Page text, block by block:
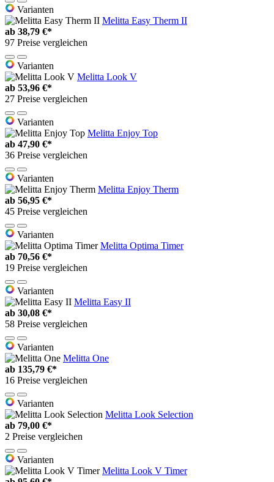
Varianten
Melitta Easy Therm II
ab 38,79 €*
97 Preise vergleichen
Varianten
Melitta Look V
ab 53,96 €*
27 Preise vergleichen
Varianten
Melitta Enjoy Top
ab 47,90 €*
36 Preise vergleichen
Varianten
Melitta Enjoy Therm
ab 56,95 €*
45 Preise vergleichen
Varianten
Melitta Optima Timer
ab 70,56 €*
19 Preise vergleichen
Varianten
Melitta Easy II
ab 30,08 €*
58 Preise vergleichen
Varianten
Melitta One
ab 135,79 €*
16 Preise vergleichen
Varianten
Melitta Look Selection
ab 79,00 €*
2 Preise vergleichen
Varianten
Melitta Look V Timer